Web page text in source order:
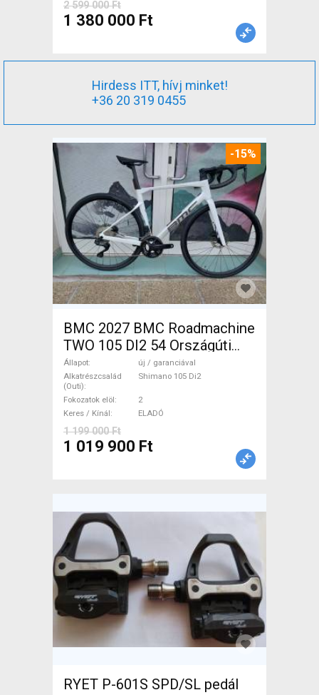
2 599 000 Ft
1 380 000 Ft
Hirdess ITT, hívj minket!
+36 20 319 0455
-15%
BMC 2027 BMC Roadmachine
TWO 105 DI2 54 Országúti
Shimano 105 Di2 tárcsafék új
/ garanciával ELADÓ
Állapot
új / garanciával
Alkatrészcsalád
(Outi)
Shimano 105 Di2
Fokozatok elöl
2
Keres / Kínál
ELADÓ
1 199 000 Ft
1 019 900 Ft
RYET P-601S SPD/SL pedál